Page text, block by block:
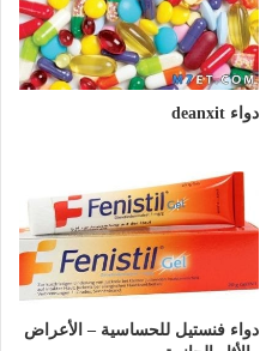
دواء deanxit
دواء فنستيل للحساسية – الأعراض